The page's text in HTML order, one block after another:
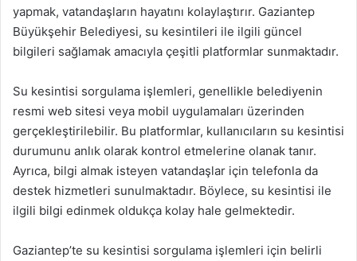
yapmak, vatandaşların hayatını kolaylaştırır. Gaziantep
Büyükşehir Belediyesi, su kesintileri ile ilgili güncel
bilgileri sağlamak amacıyla çeşitli platformlar sunmaktadır.
Su kesintisi sorgulama işlemleri, genellikle belediyenin
resmi web sitesi veya mobil uygulamaları üzerinden
gerçekleştirilebilir. Bu platformlar, kullanıcıların su kesintisi
durumunu anlık olarak kontrol etmelerine olanak tanır.
Ayrıca, bilgi almak isteyen vatandaşlar için telefonla da
destek hizmetleri sunulmaktadır. Böylece, su kesintisi ile
ilgili bilgi edinmek oldukça kolay hale gelmektedir.
Gaziantep’te su kesintisi sorgulama işlemleri için belirli